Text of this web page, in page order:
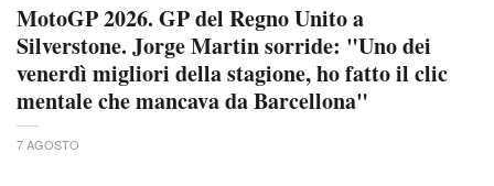
MotoGP 2026. GP del Regno Unito a
Silverstone. Jorge Martin sorride: "Uno dei
venerdì migliori della stagione, ho fatto il clic
mentale che mancava da Barcellona"
7 AGOSTO